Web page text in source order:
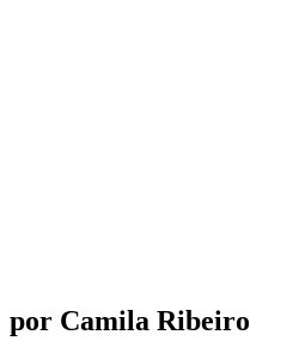
por Camila Ribeiro